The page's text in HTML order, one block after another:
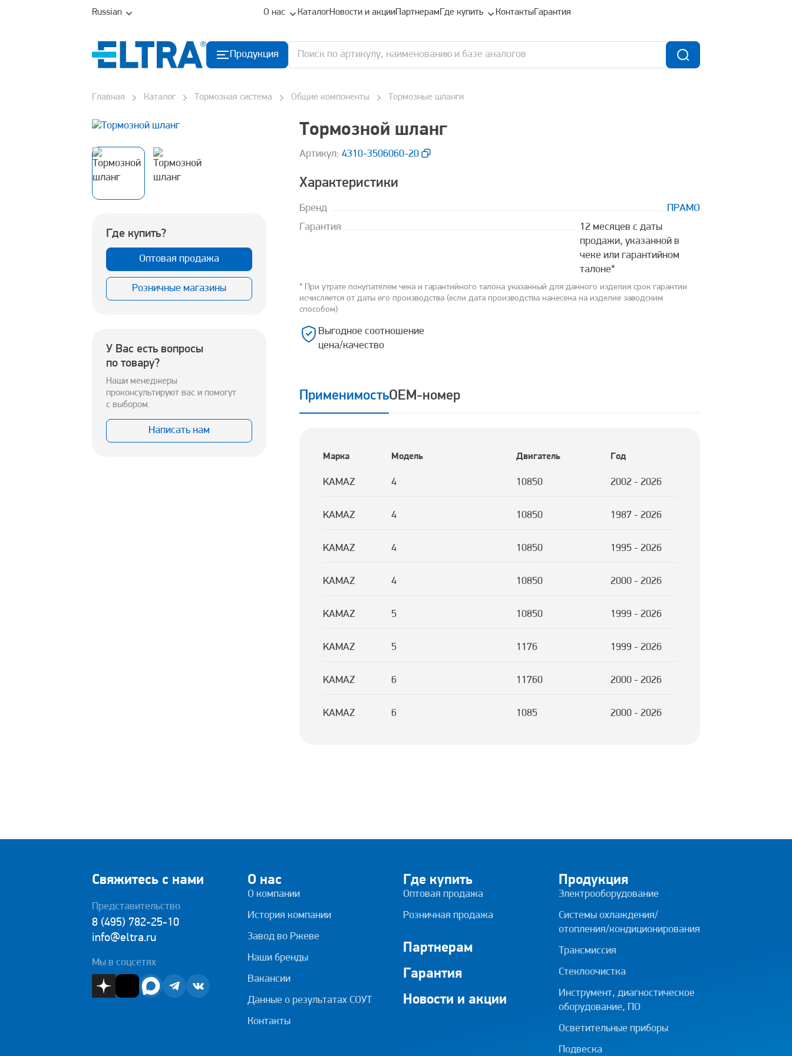
Russian О нас КаталогНовости и акцииПартнерам Где купить КонтактыГарантия
Продукция
Главная Каталог Тормозная система Общие компоненты Тормозные шланги
Где купить?
Оптовая продажа
Розничные магазины
У Вас есть вопросы
по товару?
Наши менеджеры
проконсультируют вас и помогут
с выбором.
Написать нам
Тормозной шланг
Aртикул: 4310-3506060-20
Характеристики
Бренд
ПРАМО
Гарантия
12 месяцев с даты
продажи, указанной в
чеке или гарантийном
талоне*
* При утрате покупателем чека и гарантийного талона указанный для данного изделия срок гарантии
исчисляется от даты его производства (если дата производства нанесена на изделие заводским
способом)
Выгодное соотношение
цена/качество
ПрименимостьOEM-номер
Марка Модель Двигатель Год
KAMAZ 4 10850 2002 - 2026
KAMAZ 4 10850 1987 - 2026
KAMAZ 4 10850 1995 - 2026
KAMAZ 4 10850 2000 - 2026
KAMAZ 5 10850 1999 - 2026
KAMAZ 5 1176 1999 - 2026
KAMAZ 6 11760 2000 - 2026
KAMAZ 6 1085 2000 - 2026
Свяжитесь с нами
Представительство
8 (495) 782-25-10
info@eltra.ru
Мы в соцсетях
О нас
О компании
История компании
Завод во Ржеве
Наши бренды
Вакансии
Данные о результатах СОУТ
Контакты
Где купить
Оптовая продажа
Розничная продажа
Партнерам
Гарантия
Новости и акции
Продукция
Электрооборудование
Системы охлаждения/
отопления/кондиционирования
Трансмиссия
Стеклоочистка
Инструмент, диагностическое
оборудование, ПО
Осветительные приборы
Подвеска